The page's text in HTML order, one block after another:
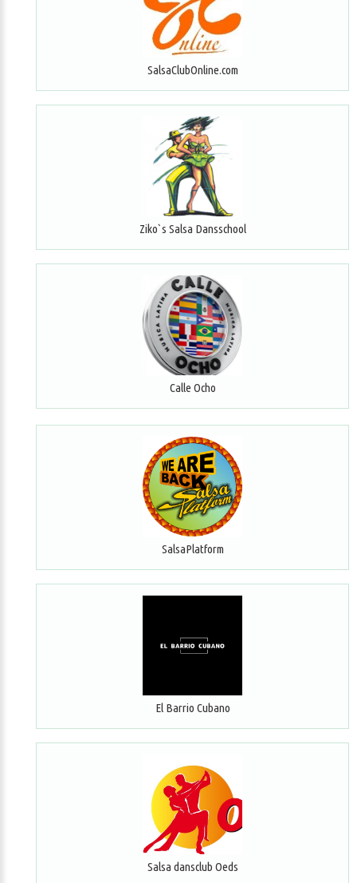
SalsaClubOnline.com
Ziko`s Salsa Dansschool
Calle Ocho
SalsaPlatform
El Barrio Cubano
Salsa dansclub Oeds